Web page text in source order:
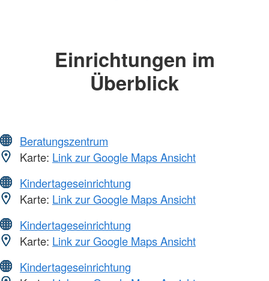
Einrichtungen im
Überblick
Beratungszentrum
Karte: Link zur Google Maps Ansicht
Kindertageseinrichtung
Karte: Link zur Google Maps Ansicht
Kindertageseinrichtung
Karte: Link zur Google Maps Ansicht
Kindertageseinrichtung